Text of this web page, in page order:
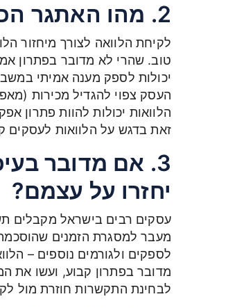
2. מהו האתגר הכלכלי שאתם מנסים לצלוח?
לקיחת הלוואה לצורך מיחזור
טוב. שהרי לא מדובר בפתרון
יכולות לספק מענה אמיתי
העסק צפוי להגדיל מכירות
הלוואות יכולות להוות פתרון
זאת בדגש על הלוואות לעסקים
3. אם מדובר
יחזרו על עצמם?
עסקים רבים בישראל מקבלים
מעבר למסגרת הזמנים
לספקים ולגורמים נוספים –
מדובר בפתרון קבוע, ועשו את
לבחינת התקשרות חוזרת מול